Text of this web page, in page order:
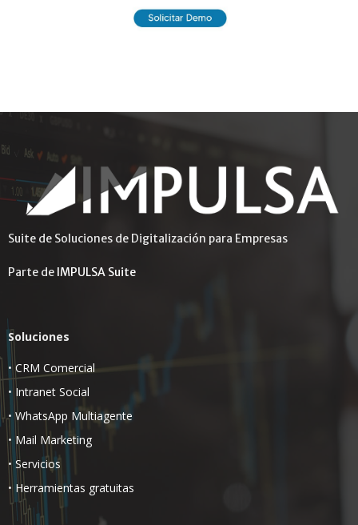
Suite de Soluciones de Digitalización para Empresas
Parte de IMPULSA Suite
Soluciones
•CRM Comercial
• Intranet Social
• WhatsApp Multiagente
• Mail Marketing
• Servicios
• Herramientas gratuitas